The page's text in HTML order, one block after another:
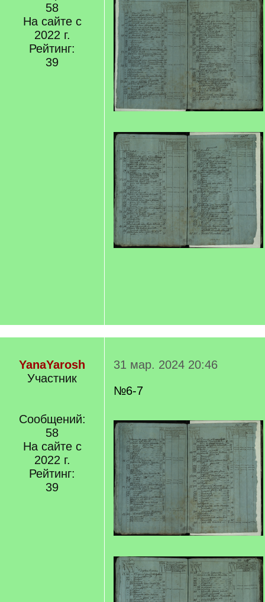
58
На сайте с
2022 г.
Рейтинг:
39
YanaYarosh
Участник
Сообщений:
58
На сайте с
2022 г.
Рейтинг:
39
31 мар. 2024 20:46
№6-7